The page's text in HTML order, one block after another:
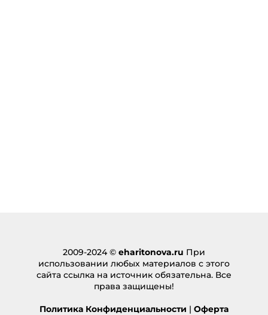
2009-2024 © eharitonova.ru При
использовании любых материалов с этого
сайта ссылка на источник обязательна. Все
права защищены!
Политика Конфиденциальности | Оферта